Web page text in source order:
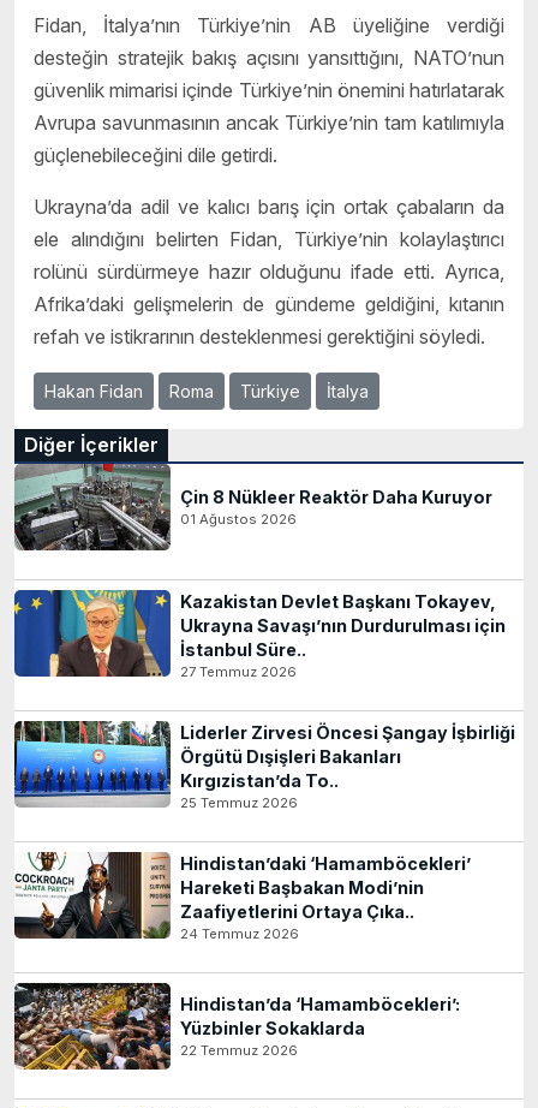
Fidan, İtalya’nın Türkiye’nin AB üyeliğine verdiği
desteğin stratejik bakış açısını yansıttığını, NATO’nun
güvenlik mimarisi içinde Türkiye’nin önemini hatırlatarak
Avrupa savunmasının ancak Türkiye’nin tam katılımıyla
güçlenebileceğini dile getirdi.
Ukrayna’da adil ve kalıcı barış için ortak çabaların da
ele alındığını belirten Fidan, Türkiye’nin kolaylaştırıcı
rolünü sürdürmeye hazır olduğunu ifade etti. Ayrıca,
Afrika’daki gelişmelerin de gündeme geldiğini, kıtanın
refah ve istikrarının desteklenmesi gerektiğini söyledi.
Hakan Fidan Roma Türkiye İtalya
Diğer İçerikler
Çin 8 Nükleer Reaktör Daha Kuruyor
01 Ağustos 2026
Kazakistan Devlet Başkanı Tokayev,
Ukrayna Savaşı’nın Durdurulması için
İstanbul Süre..
27 Temmuz 2026
Liderler Zirvesi Öncesi Şangay İşbirliği
Örgütü Dışişleri Bakanları
Kırgızistan’da To..
25 Temmuz 2026
Hindistan’daki ‘Hamamböcekleri’
Hareketi Başbakan Modi’nin
Zaafiyetlerini Ortaya Çıka..
24 Temmuz 2026
Hindistan’da ‘Hamamböcekleri’:
Yüzbinler Sokaklarda
22 Temmuz 2026